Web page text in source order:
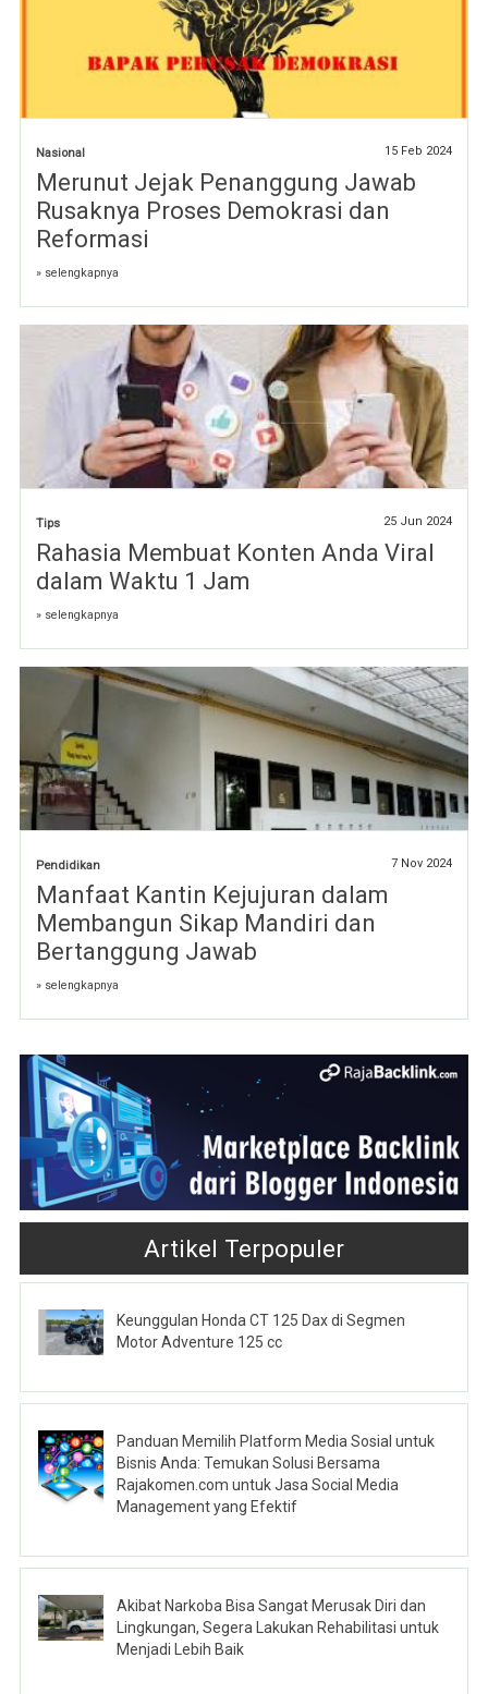
Nasional 15 Feb 2024
Merunut Jejak Penanggung Jawab
Rusaknya Proses Demokrasi dan
Reformasi
» selengkapnya
Tips 25 Jun 2024
Rahasia Membuat Konten Anda Viral
dalam Waktu 1 Jam
» selengkapnya
Pendidikan 7 Nov 2024
Manfaat Kantin Kejujuran dalam
Membangun Sikap Mandiri dan
Bertanggung Jawab
» selengkapnya
Artikel Terpopuler
Keunggulan Honda CT 125 Dax di Segmen
Motor Adventure 125 cc
Panduan Memilih Platform Media Sosial untuk
Bisnis Anda: Temukan Solusi Bersama
Rajakomen.com untuk Jasa Social Media
Management yang Efektif
Akibat Narkoba Bisa Sangat Merusak Diri dan
Lingkungan, Segera Lakukan Rehabilitasi untuk
Menjadi Lebih Baik